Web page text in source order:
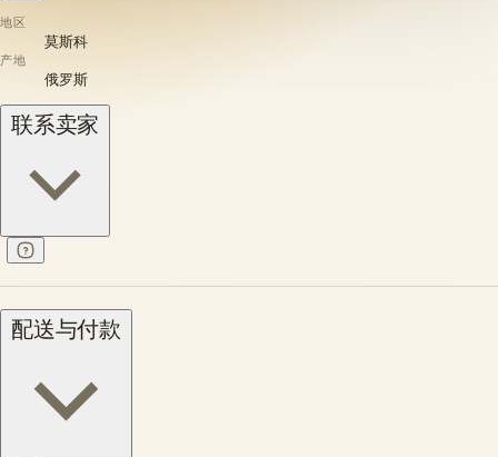
地区
莫斯科
产地
俄罗斯
联系卖家
配送与付款